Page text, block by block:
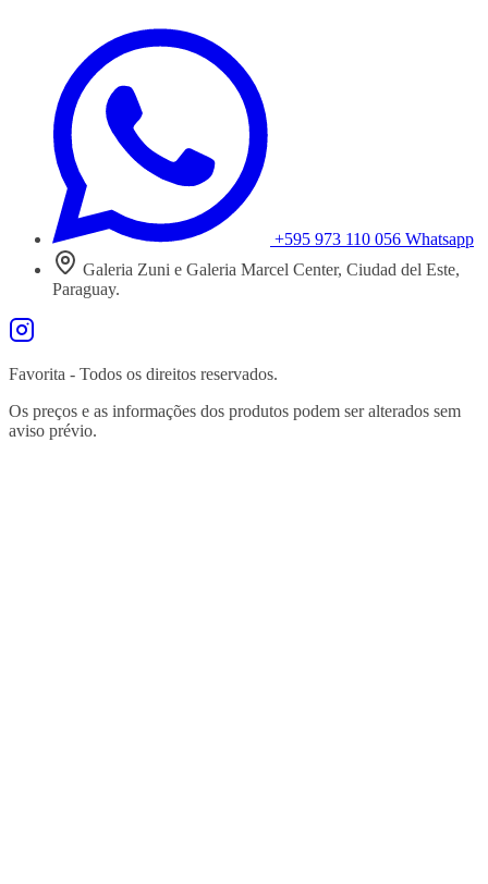
+595 973 110 056 Whatsapp
Galeria Zuni e Galeria Marcel Center, Ciudad del Este,
Paraguay.
Favorita - Todos os direitos reservados.
Os preços e as informações dos produtos podem ser alterados sem
aviso prévio.